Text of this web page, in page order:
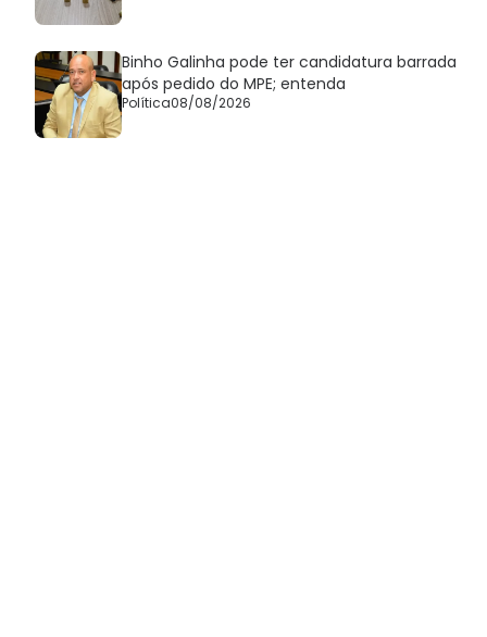
Binho Galinha pode ter candidatura barrada
após pedido do MPE; entenda
Política08/08/2026